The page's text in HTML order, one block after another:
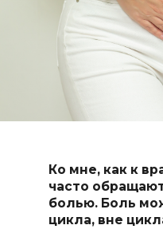
Ко мне, как к
часто
болью. Боль
цикла, вне